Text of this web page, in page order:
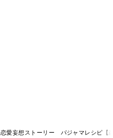
愛妄想ストーリー パジャマレシピ【